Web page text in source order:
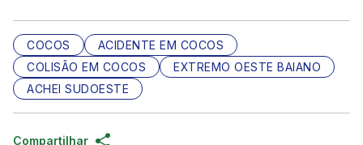
COCOS
ACIDENTE EM COCOS
COLISÃO EM COCOS
EXTREMO OESTE BAIANO
ACHEI SUDOESTE
Compartilhar